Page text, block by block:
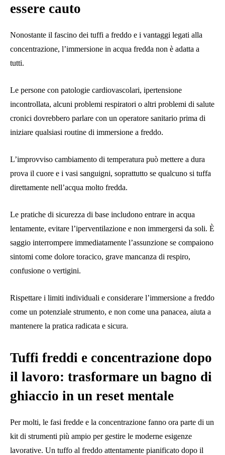
essere cauto
Nonostante il fascino dei tuffi a freddo e i vantaggi legati alla
concentrazione, l’immersione in acqua fredda non è adatta a
tutti.
Le persone con patologie cardiovascolari, ipertensione
incontrollata, alcuni problemi respiratori o altri problemi di salute
cronici dovrebbero parlare con un operatore sanitario prima di
iniziare qualsiasi routine di immersione a freddo.
L’improvviso cambiamento di temperatura può mettere a dura
prova il cuore e i vasi sanguigni, soprattutto se qualcuno si tuffa
direttamente nell’acqua molto fredda.
Le pratiche di sicurezza di base includono entrare in acqua
lentamente, evitare l’iperventilazione e non immergersi da soli. È
saggio interrompere immediatamente l’assunzione se compaiono
sintomi come dolore toracico, grave mancanza di respiro,
confusione o vertigini.
Rispettare i limiti individuali e considerare l’immersione a freddo
come un potenziale strumento, e non come una panacea, aiuta a
mantenere la pratica radicata e sicura.
Tuffi freddi e concentrazione dopo
il lavoro: trasformare un bagno di
ghiaccio in un reset mentale
Per molti, le fasi fredde e la concentrazione fanno ora parte di un
kit di strumenti più ampio per gestire le moderne esigenze
lavorative. Un tuffo al freddo attentamente pianificato dopo il